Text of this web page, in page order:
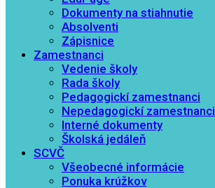
Dokumenty na stiahnutie
Absolventi
Zápisnice
Zamestnanci
Vedenie školy
Rada školy
Pedagogickí zamestnanci
Nepedagogickí zamestnanci
Interné dokumenty
Školská jedáleň
SCVČ
Všeobecné informácie
Ponuka krúžkov